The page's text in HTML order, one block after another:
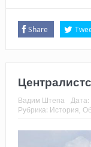
Share
Вадим Штепа Дата:
Рубрика: История,